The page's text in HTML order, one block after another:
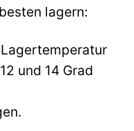
lagern:
und 14 Grad